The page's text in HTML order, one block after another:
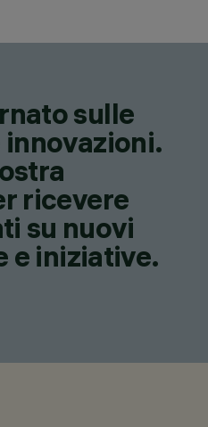
sulle
ricevere
su nuovi
e iniziative.